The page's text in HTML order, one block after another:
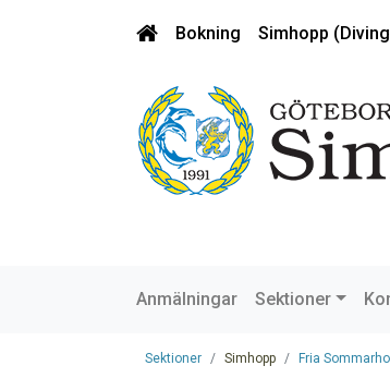
Bokning Simhopp
Anmälningar Sektioner
Sektioner Simhopp Fria